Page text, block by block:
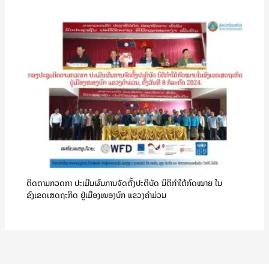
ຕິດຕາມກວດກາ ປະເມີນຜົນການຈັດຕັ້ງປະຕິບັດ ນິຕິກຳໃຕ້ກົດໝາຍ ໃນ
ຂົງເຂດເສດຖະກິດ ຢູ່ເມືອງໜອງບົກ ແຂວງຄໍາມ່ວນ